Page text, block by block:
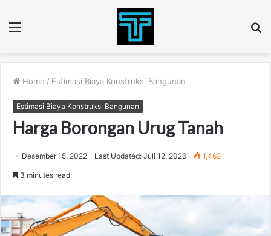
Menu
Home / Estimasi Biaya Konstruksi Bangunan
Estimasi Biaya Konstruksi Bangunan
Harga Borongan Urug Tanah
Desember 15, 2022 Last Updated: Juli 12, 2026 1,462
3 minutes read